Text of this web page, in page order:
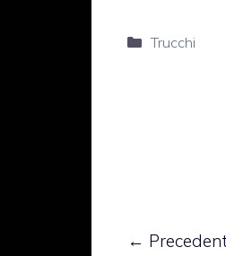
Categorie
Trucchi
←